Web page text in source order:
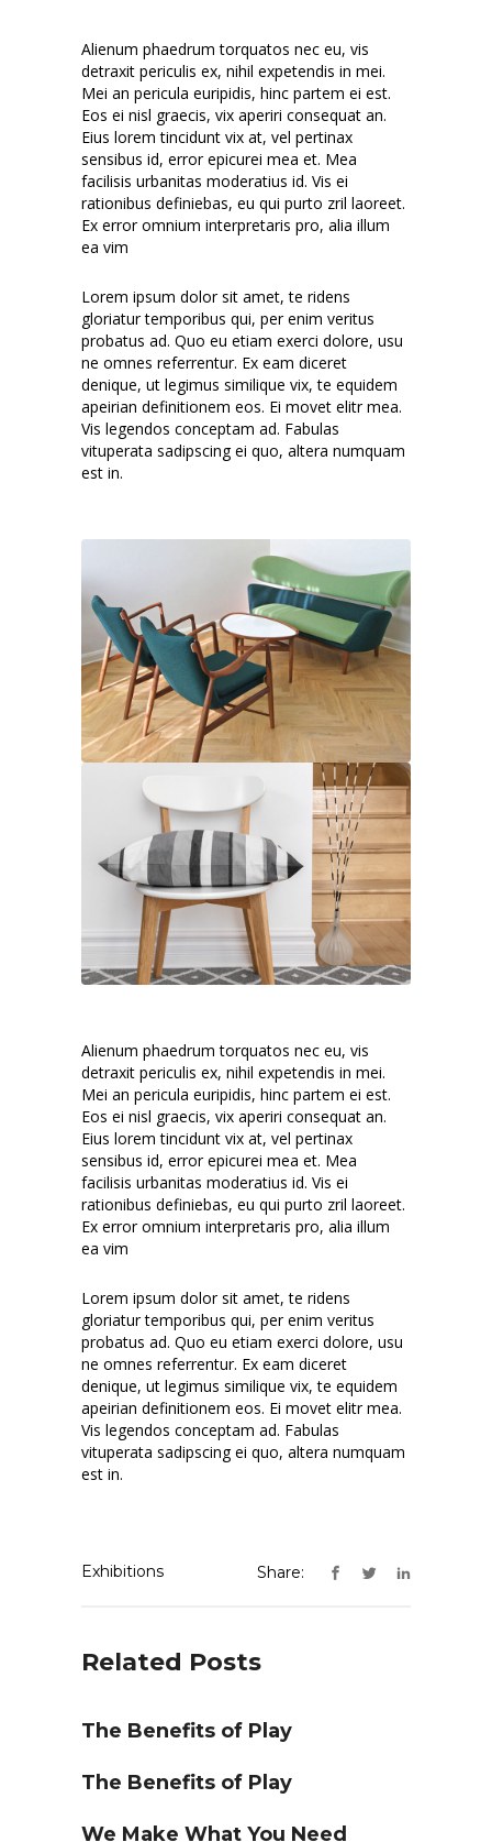
Alienum phaedrum torquatos nec eu, vis
detraxit periculis ex, nihil expetendis in mei.
Mei an pericula euripidis, hinc partem ei est.
Eos ei nisl graecis, vix aperiri consequat an.
Eius lorem tincidunt vix at, vel pertinax
sensibus id, error epicurei mea et. Mea
facilisis urbanitas moderatius id. Vis ei
rationibus definiebas, eu qui purto zril laoreet.
Ex error omnium interpretaris pro, alia illum
ea vim
Lorem ipsum dolor sit amet, te ridens
gloriatur temporibus qui, per enim veritus
probatus ad. Quo eu etiam exerci dolore, usu
ne omnes referrentur. Ex eam diceret
denique, ut legimus similique vix, te equidem
apeirian definitionem eos. Ei movet elitr mea.
Vis legendos conceptam ad. Fabulas
vituperata sadipscing ei quo, altera numquam
est in.
Alienum phaedrum torquatos nec eu, vis
detraxit periculis ex, nihil expetendis in mei.
Mei an pericula euripidis, hinc partem ei est.
Eos ei nisl graecis, vix aperiri consequat an.
Eius lorem tincidunt vix at, vel pertinax
sensibus id, error epicurei mea et. Mea
facilisis urbanitas moderatius id. Vis ei
rationibus definiebas, eu qui purto zril laoreet.
Ex error omnium interpretaris pro, alia illum
ea vim
Lorem ipsum dolor sit amet, te ridens
gloriatur temporibus qui, per enim veritus
probatus ad. Quo eu etiam exerci dolore, usu
ne omnes referrentur. Ex eam diceret
denique, ut legimus similique vix, te equidem
apeirian definitionem eos. Ei movet elitr mea.
Vis legendos conceptam ad. Fabulas
vituperata sadipscing ei quo, altera numquam
est in.
Exhibitions Share:
Related Posts
The Benefits of Play
The Benefits of Play
We Make What You Need